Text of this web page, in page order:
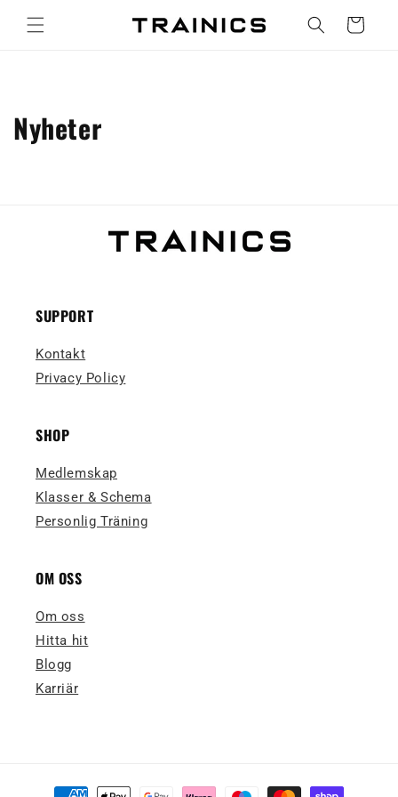
till
Varukorg
Nyheter
SUPPORT
Kontakt
Privacy Policy
SHOP
Medlemskap
Klasser & Schema
Personlig Träning
OM OSS
Om oss
Hitta hit
Blogg
Karriär
Betalningsmetoder